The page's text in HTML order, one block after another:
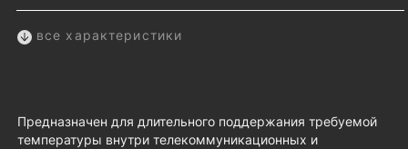
все характеристики
Предназначен для длительного поддержания требуемой
температуры внутри телекоммуникационных и